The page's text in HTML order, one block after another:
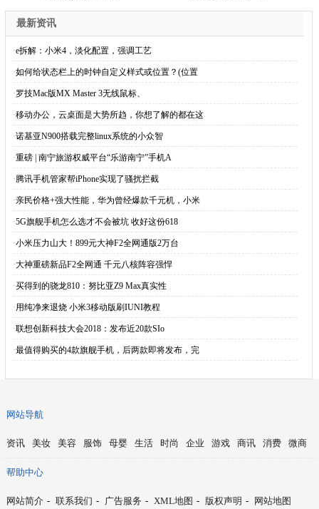
最新资讯
·e拆解：小米4，淡化配置，强调工艺
·如何给状态栏上的时钟自定义样式或位置？(位置
·罗技Mac版MX Master 3无线鼠标、
·移动办公，云桌面是大势所趋，你想了解的都在这
·诺基亚N900搭载完整linux系统的小众智
·重磅 | 南宁旅游权威平台“乐游南宁”手机A
·腾讯手机管家帮iPhone实现了骚扰拦截
·亲民价格+强大性能，华为曾经爆款千元机，小米
·5G旗舰手机怎么选才不会被坑 收好这份618
·小米压力山大！899元大神F2全网通版2万台
·大神重磅新品F2全网通 千元八核阵容强悍
·买得到的骁龙810：努比亚Z9 Max真实性
·用纯净来退烧 小米3移动版刷IUNI教程
·联想创新科技大会2018：发布近20款SIo
·最值得购买的4款旗舰手机，后两款即将发布，完
网站导航
资讯 美妆 美容 服饰 母婴 生活 时尚 企业 游戏 商讯 消费 微商
帮助中心
网站简介 - 联系我们 - 广告服务 - XML地图 - 版权声明 - 网站地图